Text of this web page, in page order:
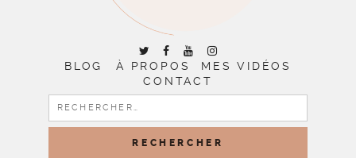
BLOG À PROPOS
MES VIDÉOS
CONTACT
RECHERCHER :